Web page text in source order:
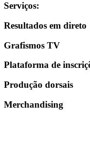
Serviços:
Resultados em direto
Grafismos TV
Plataforma de
Produção dorsais
Merchandising